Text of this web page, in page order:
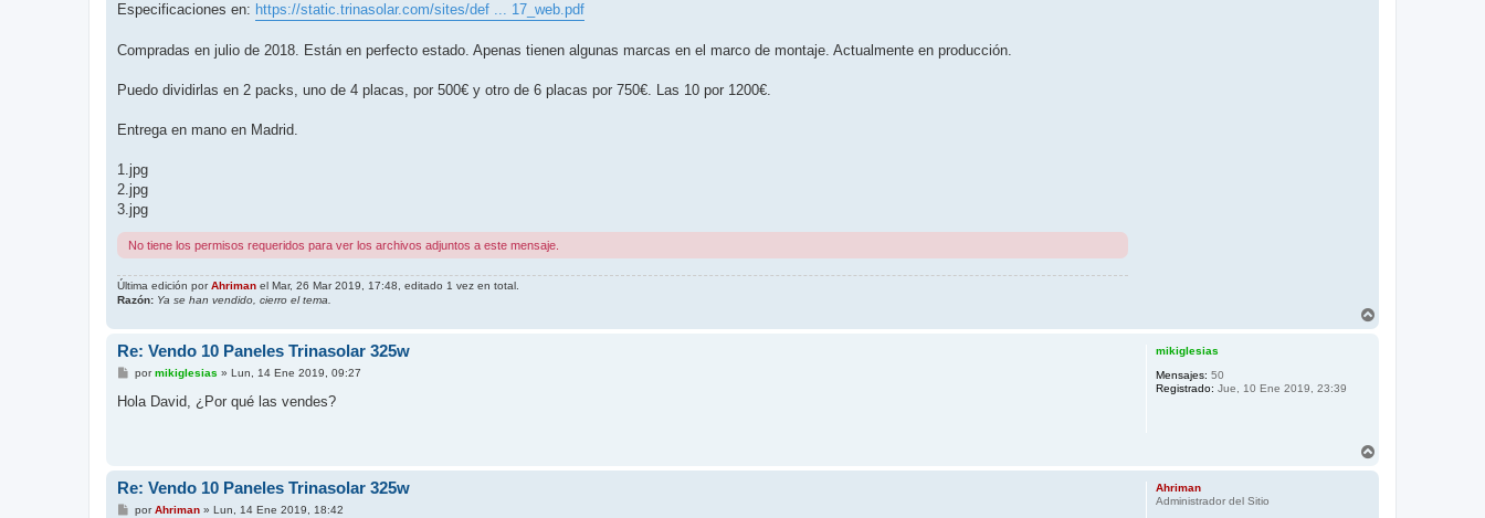
Especificaciones en: https://static.trinasolar.com/sites/def ... 17_web.pdf
Compradas en julio de 2018. Están en perfecto estado. Apenas tienen algunas marcas en el marco de montaje. Actualmente en producción.
Puedo dividirlas en 2 packs, uno de 4 placas, por 500€ y otro de 6 placas por 750€. Las 10 por 1200€.
Entrega en mano en Madrid.
1.jpg
2.jpg
3.jpg
No tiene los permisos requeridos para ver los archivos adjuntos a este mensaje.
Última edición porAhriman el Mar, 26 Mar 2019, 17:48, editado 1 vez en total.
Razón: Ya se han vendido, cierro el tema.
mikiglesias
Mensajes: 50
Registrado: Jue, 10 Ene 2019, 23:39
Re: Vendo 10 Paneles Trinasolar 325w
M
n
pormikiglesias » Lun, 14 Ene 2019, 09:27
Hola David, ¿Por qué las vendes?
Ahriman
Administrador del Sitio
Re: Vendo 10 Paneles Trinasolar 325w
MporAhriman» Lun, 14 Ene 2019, 18:42